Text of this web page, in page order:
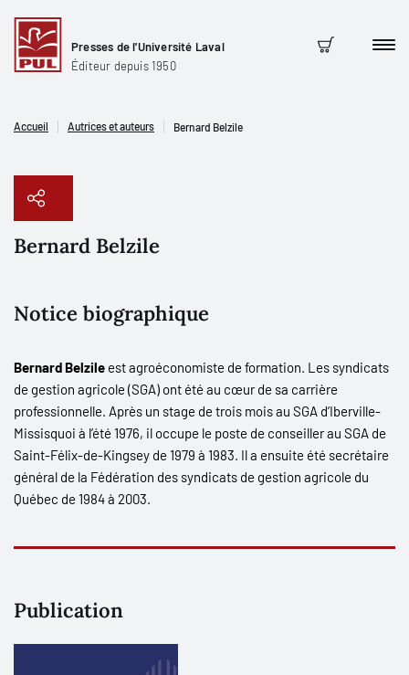
Presses de l'Université Laval
Éditeur depuis 1950
Panier
Accueil Autrices et auteurs Bernard Belzile
Bernard Belzile
Notice biographique
Bernard Belzile est agroéconomiste de formation. Les syndicats
de gestion agricole (SGA) ont été au cœur de sa carrière
professionnelle. Après un stage de trois mois au SGA d’Iberville-
Missisquoi à l’été 1976, il occupe le poste de conseiller au SGA de
Saint-Félix-de-Kingsey de 1979 à 1983. Il a ensuite été secrétaire
général de la Fédération des syndicats de gestion agricole du
Québec de 1984 à 2003.
Publication